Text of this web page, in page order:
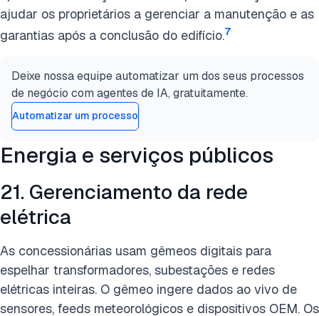
ajudar os proprietários a gerenciar a manutenção e as
garantias após a conclusão do edifício.7
Deixe nossa equipe automatizar um dos seus processos
de negócio com agentes de IA, gratuitamente.
Automatizar um processo
Energia e serviços públicos
21. Gerenciamento da rede
elétrica
As concessionárias usam gêmeos digitais para
espelhar transformadores, subestações e redes
elétricas inteiras. O gêmeo ingere dados ao vivo de
sensores, feeds meteorológicos e dispositivos OEM. Os